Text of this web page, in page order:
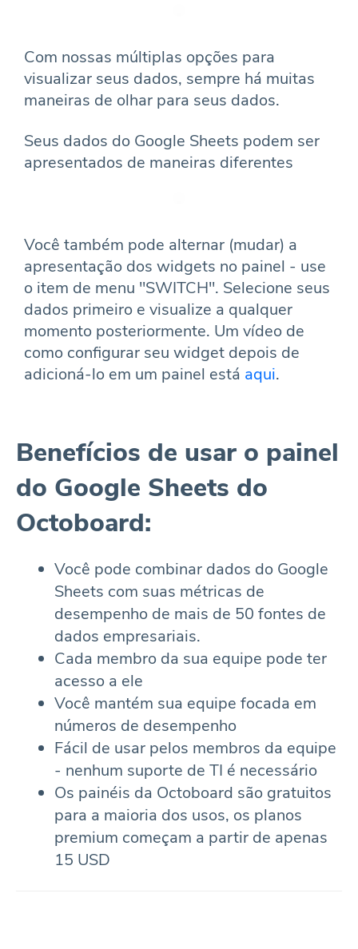
Com nossas múltiplas opções para
visualizar seus dados, sempre há muitas
maneiras de olhar para seus dados.
Seus dados do Google Sheets podem ser
apresentados de maneiras diferentes
Você também pode alternar (mudar) a
apresentação dos widgets no painel - use
o item de menu "SWITCH". Selecione seus
dados primeiro e visualize a qualquer
momento posteriormente. Um vídeo de
como configurar seu widget depois de
adicioná-lo em um painel está aqui.
Benefícios de usar o painel
do Google Sheets do
Octoboard:
Você pode combinar dados do Google
Sheets com suas métricas de
desempenho de mais de 50 fontes de
dados empresariais.
Cada membro da sua equipe pode ter
acesso a ele
Você mantém sua equipe focada em
números de desempenho
Fácil de usar pelos membros da equipe
- nenhum suporte de TI é necessário
Os painéis da Octoboard são gratuitos
para a maioria dos usos, os planos
premium começam a partir de apenas
15 USD